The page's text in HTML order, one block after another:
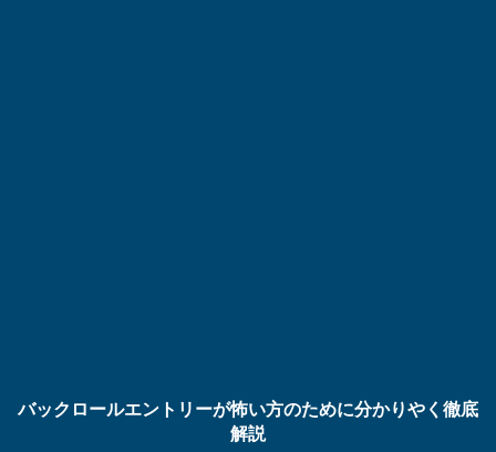
バックロールエントリーが怖い方のために分かりやく徹底
解説